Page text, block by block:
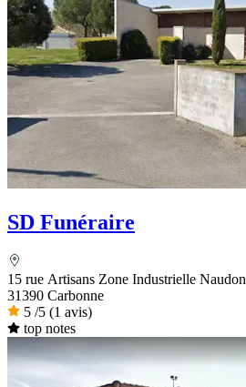
SD Funéraire
15 rue Artisans Zone Industrielle Naudon
31390 Carbonne
5 /5 (1 avis)
top notes